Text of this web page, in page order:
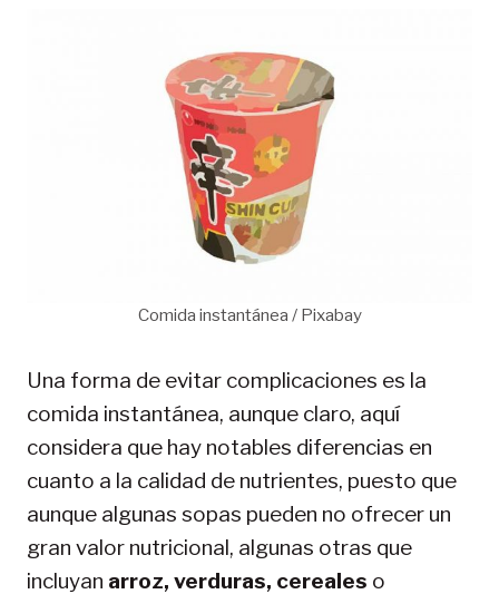
Comida instantánea / Pixabay
Una forma de evitar complicaciones es la
comida instantánea, aunque claro, aquí
considera que hay notables diferencias en
cuanto a la calidad de nutrientes, puesto que
aunque algunas sopas pueden no ofrecer un
gran valor nutricional, algunas otras que
incluyan arroz, verduras, cereales o